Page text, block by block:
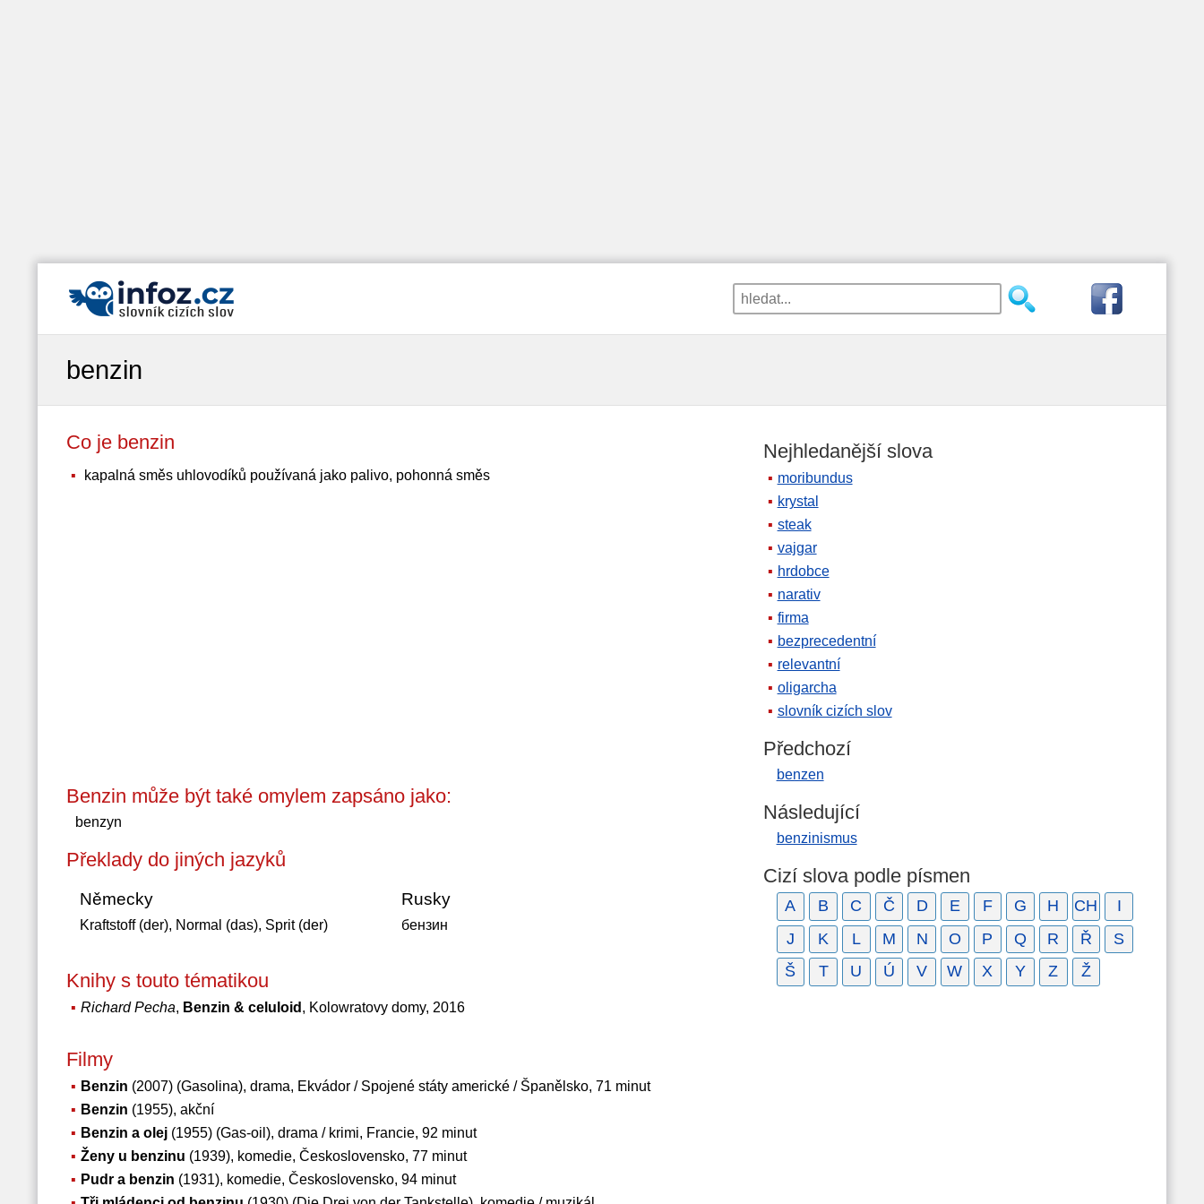
benzin
Co je benzin
kapalná směs uhlovodíků používaná jako palivo, pohonná směs
Benzin může být také omylem zapsáno jako:
benzyn
Překlady do jiných jazyků
Německy
Kraftstoff (der), Normal (das), Sprit (der)
Rusky
бензин
Knihy s touto tématikou
Richard Pecha, Benzin & celuloid , Kolowratovy domy, 2016
Filmy
Benzin (2007) (Gasolina), drama, Ekvádor / Spojené státy americké / Španělsko, 71 minut
Benzin (1955), akční
Benzin a olej(1955) (Gas-oil), drama / krimi, Francie, 92 minut
Ženy u benzinu (1939), komedie, Československo, 77 minut
Pudr a benzin (1931), komedie, Československo, 94 minut
Nejhledanější slova
moribundus
krystal
steak
vajgar
hrdobce
narativ
firma
bezprecedentní
relevantní
oligarcha
slovník cizích slov
Předchozí
benzen
Následující
benzinismus
Cizí slova podle písmen
A B C Č D E F G H CH
I
J
K L M N O P Q R Ř
S
Š
T U Ú V W X Y Z Ž